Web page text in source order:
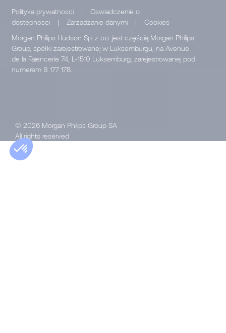
Polityka prywatnosci |
Oswiadczenie o
dostepnosci
| Zarzadzanie danymi |
Cookies
Morgan Philips Hudson Sp. z o.o. jest częścią Morgan Philips
Group, spółki zarejestrowanej w Luksemburgu, na Avenue
de la Faïencerie 74, L-1510 Luksemburg, zarejestrowanej pod
numerem B 177 178.
© 2026 Morgan Philips Group SA
All rights reserved